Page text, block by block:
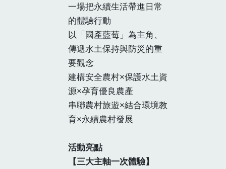
一場把永續生活帶進日常
的體驗行動
以「國產藍莓」為主角、
傳遞水土保持與防災的重
要觀念
建構安全農村×保護水土資
源×孕育優良農產
串聯農村旅遊×結合環境教
育×永續農村發展
活動亮點
【三大主軸一次體驗】